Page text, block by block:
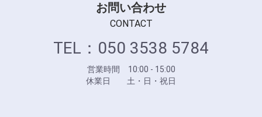
お問い合わせ
CONTACT
TEL：050 3538 5784
営業時間 10:00 - 15:00
休業日 土・日・祝日